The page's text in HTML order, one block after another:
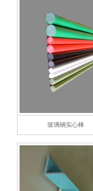
玻璃钢实心棒